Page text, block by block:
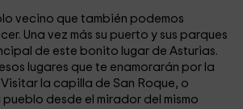
vecino que también podemos
Una vez más su puerto y sus parques
de este bonito lugar de Asturias.
lugares que te enamorarán por la
Visitar la capilla de San Roque, o
desde el mirador del mismo